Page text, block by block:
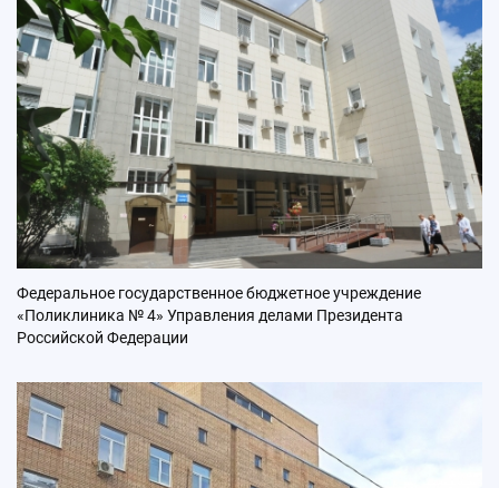
Федеральное государственное бюджетное учреждение
«Поликлиника № 4» Управления делами Президента
Российской Федерации